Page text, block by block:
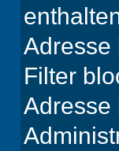
Adresse
Filter
Adresse